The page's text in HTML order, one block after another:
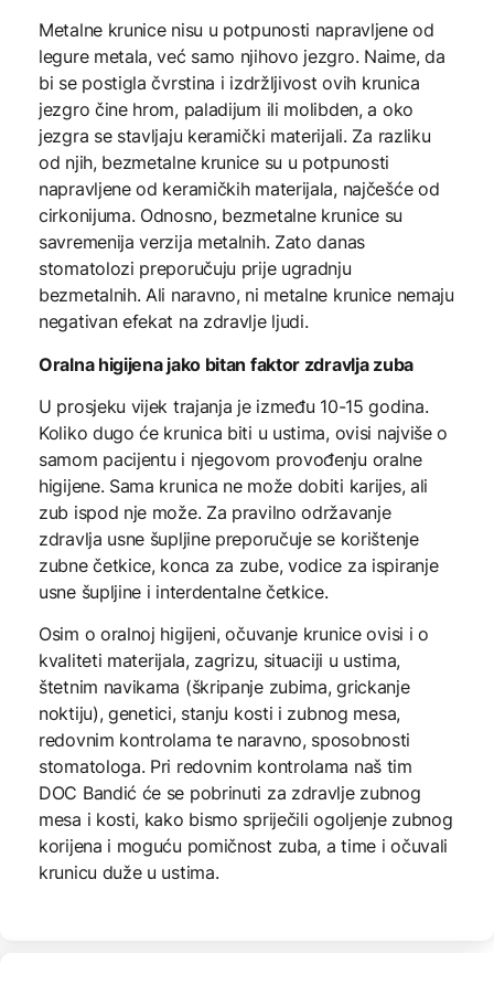
Metalne krunice nisu u potpunosti napravljene od
legure metala, već samo njihovo jezgro. Naime, da
bi se postigla čvrstina i izdržljivost ovih krunica
jezgro čine hrom, paladijum ili molibden, a oko
jezgra se stavljaju keramički materijali. Za razliku
od njih, bezmetalne krunice su u potpunosti
napravljene od keramičkih materijala, najčešće od
cirkonijuma. Odnosno, bezmetalne krunice su
savremenija verzija metalnih. Zato danas
stomatolozi preporučuju prije ugradnju
bezmetalnih. Ali naravno, ni metalne krunice nemaju
negativan efekat na zdravlje ljudi.
Oralna higijena jako bitan faktor zdravlja zuba
U prosjeku vijek trajanja je između 10-15 godina.
Koliko dugo će krunica biti u ustima, ovisi najviše o
samom pacijentu i njegovom provođenju oralne
higijene. Sama krunica ne može dobiti karijes, ali
zub ispod nje može. Za pravilno održavanje
zdravlja usne šupljine preporučuje se korištenje
zubne četkice, konca za zube, vodice za ispiranje
usne šupljine i interdentalne četkice.
Osim o oralnoj higijeni, očuvanje krunice ovisi i o
kvaliteti materijala, zagrizu, situaciji u ustima,
štetnim navikama (škripanje zubima, grickanje
noktiju), genetici, stanju kosti i zubnog mesa,
redovnim kontrolama te naravno, sposobnosti
stomatologa. Pri redovnim kontrolama naš tim
DOC Bandić će se pobrinuti za zdravlje zubnog
mesa i kosti, kako bismo spriječili ogoljenje zubnog
korijena i moguću pomičnost zuba, a time i očuvali
krunicu duže u ustima.